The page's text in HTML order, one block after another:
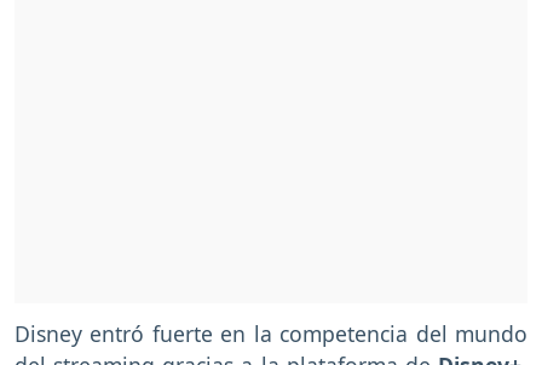
Disney entró fuerte en la competencia del mundo